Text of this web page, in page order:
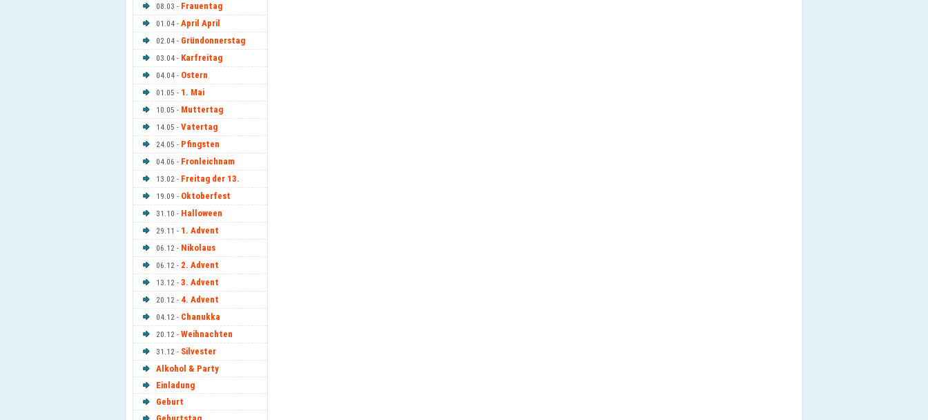
08.03 - Frauentag
01.04 - April April
02.04 - Gründonnerstag
03.04 - Karfreitag
04.04 - Ostern
01.05 - 1. Mai
10.05 - Muttertag
14.05 - Vatertag
24.05 - Pfingsten
04.06 - Fronleichnam
13.02 - Freitag der 13.
19.09 - Oktoberfest
31.10 - Halloween
29.11 - 1. Advent
06.12 - Nikolaus
06.12 - 2. Advent
13.12 - 3. Advent
20.12 - 4. Advent
04.12 - Chanukka
20.12 - Weihnachten
31.12 - Silvester
Alkohol & Party
Einladung
Geburt